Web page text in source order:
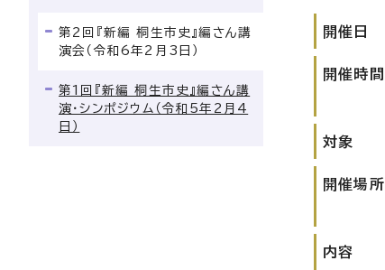
開催日
開催時間
対象
開催場所
内容
第2回『新編 桐生市史』編さん講
演会（令和6年2月3日）
第1回『新編 桐生市史』編さん講
演・シンポジウム（令和5年2月4
日）